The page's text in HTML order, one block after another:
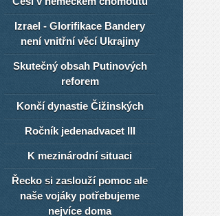
Izrael - Glorifikace Bandery
není vnitřní věcí Ukrajiny
Skutečný obsah Putinových
reforem
Končí dynastie Čižinských
Ročník jedenadvacet III
K mezinárodní situaci
Řecko si zaslouží pomoc ale
naše vojáky potřebujeme
nejvíce doma